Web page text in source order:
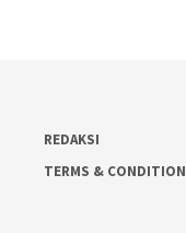
REDAKSI
TERMS & CONDITION